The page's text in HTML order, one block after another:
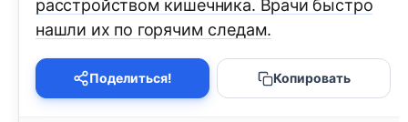
расстройством кишечника. Врачи быстро
нашли их по горячим следам.
Поделиться! Копировать